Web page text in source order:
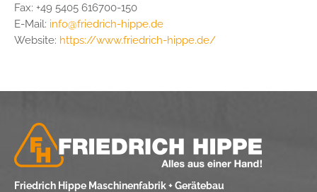
Fax: +49 5405 616700-150
E-Mail: info@friedrich-hippe.de
Website: https://www.friedrich-hippe.de/
Friedrich Hippe Maschinenfabrik + Gerätebau